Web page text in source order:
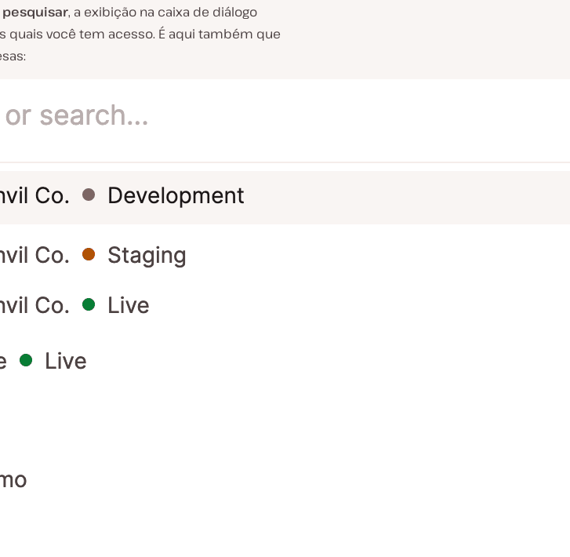
pesquisar, a exibição na caixa de diálogo
quais você tem acesso. É aqui também que